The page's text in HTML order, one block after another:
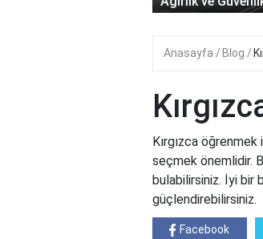
Anasayfa Blog
Kırgızca
seçmek önemlidir.
bulabilirsiniz. İyi bir
güçlendirebilirsiniz.
Facebook